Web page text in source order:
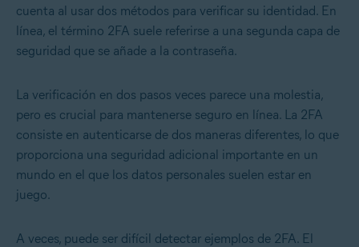
cuenta al usar dos métodos para verificar su identidad. En
línea, el término 2FA suele referirse a una segunda capa de
seguridad que se añade a la contraseña.
La verificación en dos pasos veces parece una molestia,
pero es crucial para mantenerse seguro en línea. La 2FA
consiste en autenticarse de dos maneras diferentes, lo que
proporciona una seguridad adicional importante en un
mundo en el que los datos personales suelen estar en
juego.
A veces, puede ser difícil detectar ejemplos de 2FA. El